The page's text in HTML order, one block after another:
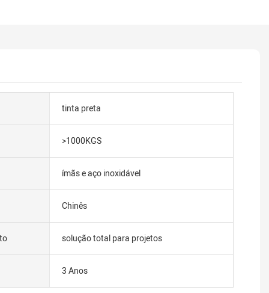
tinta preta
>1000KGS
ímãs e aço inoxidável
Chinês
solução total para projetos
3 Anos